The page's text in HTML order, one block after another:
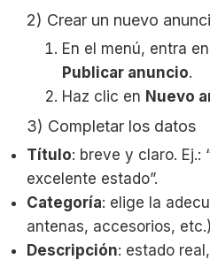
2) Crear un nuevo
En el menú, entra en
Publicar anuncio.
Haz clic en Nuevo
3) Completar los datos
Título: breve y claro. Ej.:
excelente estado”.
Categoría: elige la
antenas, accesorios,
Descripción: estado